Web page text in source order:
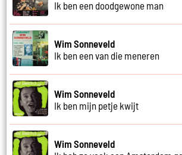
Ik ben een doodgewone man
Wim Sonneveld
Ik ben een van die meneren
Wim Sonneveld
Ik ben mijn petje kwijt
Wim Sonneveld